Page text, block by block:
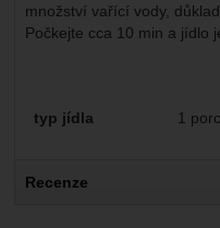
množství vařící vody,
Počkejte cca 10 min a jídlo
Parametry
typ jídla 1
Recenze